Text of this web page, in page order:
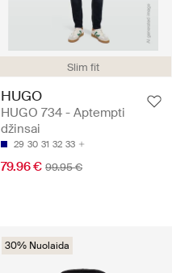
Slim fit
HUGO
HUGO 734 - Aptempti
džinsai
29 30 31 32 33
79.96 € 99.95 €
30% Nuolaida